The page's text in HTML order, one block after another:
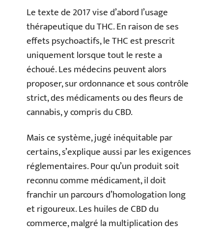
Le texte de 2017 vise d’abord l’usage
thérapeutique du THC. En raison de ses
effets psychoactifs, le THC est prescrit
uniquement lorsque tout le reste a
échoué. Les médecins peuvent alors
proposer, sur ordonnance et sous contrôle
strict, des médicaments ou des fleurs de
cannabis, y compris du CBD.
Mais ce système, jugé inéquitable par
certains, s’explique aussi par les exigences
réglementaires. Pour qu’un produit soit
reconnu comme médicament, il doit
franchir un parcours d’homologation long
et rigoureux. Les huiles de CBD du
commerce, malgré la multiplication des